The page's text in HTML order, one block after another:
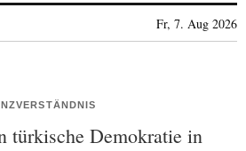
Fr, 7. Aug 2026
türkische Demokratie in